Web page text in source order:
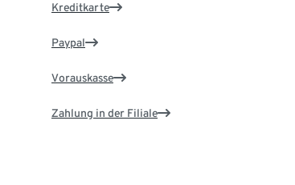
Kreditkarte
Paypal
Vorauskasse
Zahlung in der Filiale